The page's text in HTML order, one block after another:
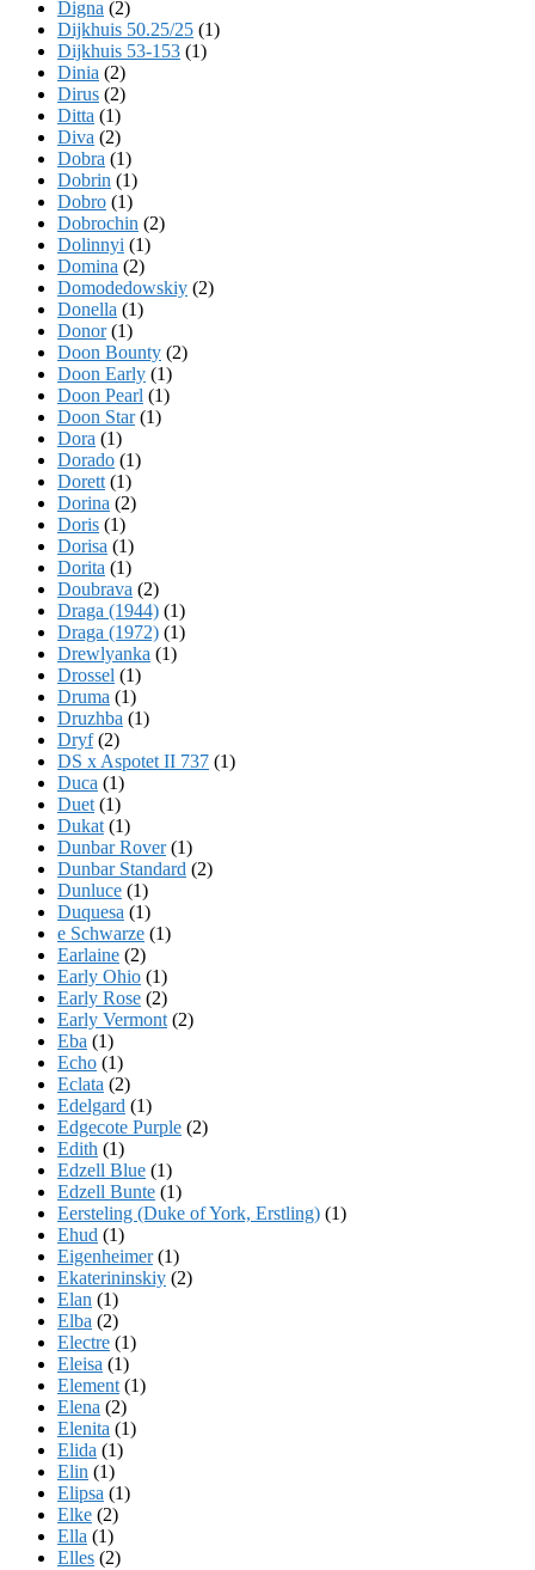
Digna (2)
Dijkhuis 50.25/25 (1)
Dijkhuis 53-153 (1)
Dinia (2)
Dirus (2)
Ditta (1)
Diva (2)
Dobra (1)
Dobrin (1)
Dobro (1)
Dobrochin (2)
Dolinnyi (1)
Domina (2)
Domodedowskiy (2)
Donella (1)
Donor(1)
Doon Bounty (2)
Doon Early (1)
Doon Pearl (1)
Doon Star(1)
Dora (1)
Dorado (1)
Dorett (1)
Dorina (2)
Doris (1)
Dorisa (1)
Dorita (1)
Doubrava (2)
Draga (1944) (1)
Draga (1972) (1)
Drewlyanka (1)
Drossel (1)
Druma (1)
Druzhba (1)
Dryf(2)
DS x Aspotet II 737 (1)
Duca (1)
Duet (1)
Dukat (1)
Dunbar Rover(1)
Dunbar Standard (2)
Dunluce (1)
Duquesa (1)
e Schwarze (1)
Earlaine (2)
Early Ohio (1)
Early Rose (2)
Early Vermont (2)
Eba (1)
Echo (1)
Eclata (2)
Edelgard (1)
Edgecote Purple (2)
Edith (1)
Edzell Blue (1)
Edzell Bunte (1)
Eersteling (Duke of York, Erstling) (1)
Ehud (1)
Eigenheimer(1)
Ekaterininskiy (2)
Elan (1)
Elba (2)
Electre (1)
Eleisa (1)
Element (1)
Elena (2)
Elenita (1)
Elida (1)
Elin (1)
Elipsa (1)
Elke (2)
Ella (1)
Elles (2)